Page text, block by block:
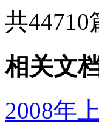
共44710
相关文
2008年